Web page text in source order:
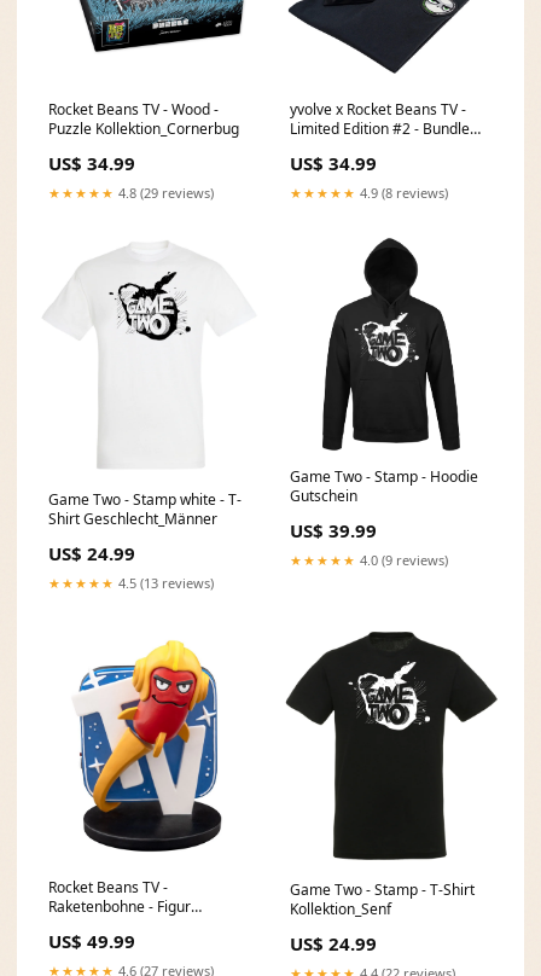
Rocket Beans TV - Wood -
Puzzle Kollektion_Cornerbug
US$ 34.99
★★★★★ 4.8 (29 reviews)
yvolve x Rocket Beans TV -
Limited Edition #2 - Bundle
US$ 34.99
★★★★★ 4.9 (8 reviews)
Game Two - Stamp white - T-
Shirt Geschlecht_Männer
US$ 24.99
★★★★★ 4.5 (13 reviews)
Game Two - Stamp - Hoodie
Gutschein
US$ 39.99
★★★★★ 4.0 (9 reviews)
Rocket Beans TV -
Raketenbohne - Figur
US$ 49.99
★★★★★ 4.6 (27 reviews)
Game Two - Stamp - T-Shirt
Kollektion_Senf
US$ 24.99